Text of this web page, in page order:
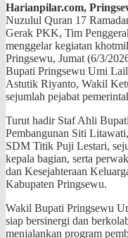
Harianpilar.com,
Nuzulul Quran 17
Gerak PKK, Tim
menggelar kegiatan
Pringsewu, Jumat (6/3/
Bupati Pringsewu Umi
Astutik Riyanto, Wakil
sejumlah pejabat
Turut hadir Staf Ahli
Pembangunan Siti
SDM Titik Puji Lestari,
kepala bagian, serta
dan Kesejahteraan
Kabupaten Pringsewu.
Wakil Bupati Pringsewu
siap bersinergi dan
menjalankan program